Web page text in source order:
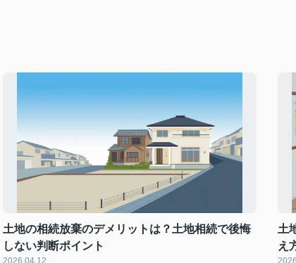
土地の相続放棄のデメリットは？土地相続で後悔
しない判断ポイント
2026.04.12
土
え